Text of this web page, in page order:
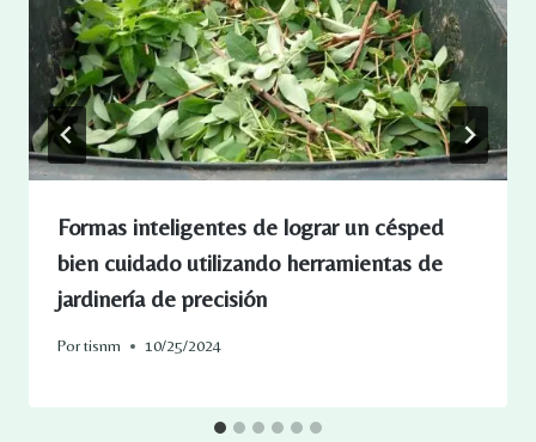
Formas inteligentes de lograr un césped
bien cuidado utilizando herramientas de
jardinería de precisión
Portisnm 10/25/2024